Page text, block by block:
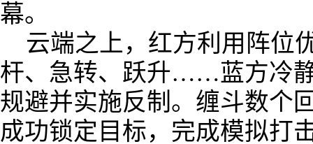
幕。
云端之上，红方利用阵位
杆、急转、跃升……蓝方冷
规避并实施反制。缠斗数个
成功锁定目标，完成模拟打